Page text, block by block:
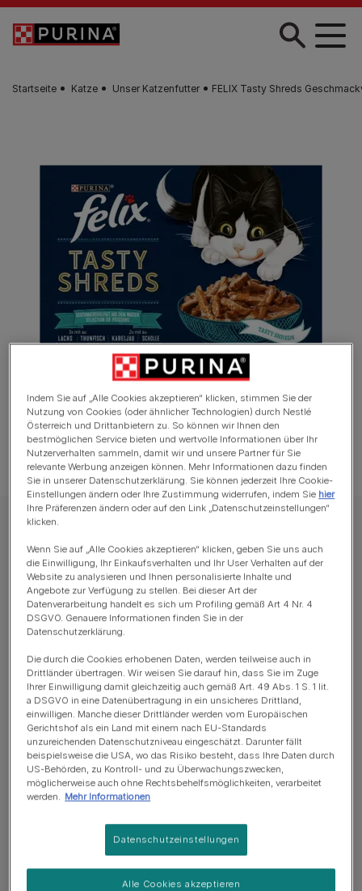
Skip to main content
Startseite Katze Unser Katzenfutter FELIX Tasty Shreds
FELIX Nassfutter für Katzen
FELIX Tasty Shreds Geschmackvielfalt aus
dem Wasser
Verfügbare Größen: 10x80g
Zarte, Streifen in einer unwiderstehlichen Sauce.
Mit Lachs, Thunfisch, Kabeljau und Scholle.
100% komplett und ausgewogen.
Quelle von Omega-6-Fettsäuren.
Mehr
Produktübersicht
Zutaten & Ernährung
Indem Sie auf „Alle Cookies akzeptieren“ klicken, stimmen Sie der
Nutzung von Cookies (oder ähnlicher Technologien) durch Nestlé
Österreich und Drittanbietern zu. So können wir Ihnen den
bestmöglichen Service bieten und wertvolle Informationen über Ihr
Nutzerverhalten sammeln, damit wir und unsere Partner für Sie
relevante Werbung anzeigen können. Mehr Informationen dazu finden
Sie in unserer Datenschutzerklärung. Sie können jederzeit Ihre Cookie-
Einstellungen ändern oder Ihre Zustimmung widerrufen, indem Sie hier
Ihre Präferenzen ändern oder auf den Link „Datenschutzeinstellungen“
klicken.
Wenn Sie auf „Alle Cookies akzeptieren“ klicken, geben Sie uns auch
die Einwilligung, Ihr Einkaufsverhalten und Ihr User Verhalten auf der
Website zu analysieren und Ihnen personalisierte Inhalte und
Angebote zur Verfügung zu stellen. Bei dieser Art der
Datenverarbeitung handelt es sich um Profiling gemäß Art 4 Nr. 4
DSGVO. Genauere Informationen finden Sie in der
Datenschutzerklärung.
Die durch die Cookies erhobenen Daten, werden teilweise auch in
Drittländer übertragen. Wir weisen Sie darauf hin, dass Sie im Zuge
Ihrer Einwilligung damit gleichzeitig auch gemäß Art. 49 Abs. 1 S. 1 lit.
a DSGVO in eine Datenübertragung in ein unsicheres Drittland,
einwilligen. Manche dieser Drittländer werden vom Europäischen
Gerichtshof als ein Land mit einem nach EU-Standards
unzureichenden Datenschutzniveau eingeschätzt. Darunter fällt
beispielsweise die USA, wo das Risiko besteht, dass Ihre Daten durch
US-Behörden, zu Kontroll- und zu Überwachungszwecken,
möglicherweise auch ohne Rechtsbehelfsmöglichkeiten, verarbeitet
werden.
Mehr Informationen
Datenschutzeinstellungen
Alle Cookies akzeptieren